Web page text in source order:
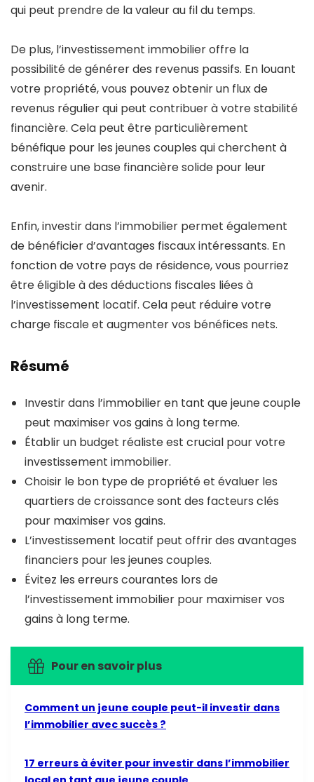
qui peut prendre de la valeur au fil du temps.
De plus, l’investissement immobilier offre la
possibilité de générer des revenus passifs. En louant
votre propriété, vous pouvez obtenir un flux de
revenus régulier qui peut contribuer à votre stabilité
financière. Cela peut être particulièrement
bénéfique pour les jeunes couples qui cherchent à
construire une base financière solide pour leur
avenir.
Enfin, investir dans l’immobilier permet également
de bénéficier d’avantages fiscaux intéressants. En
fonction de votre pays de résidence, vous pourriez
être éligible à des déductions fiscales liées à
l’investissement locatif. Cela peut réduire votre
charge fiscale et augmenter vos bénéfices nets.
Résumé
Investir dans l’immobilier en tant que jeune couple
peut maximiser vos gains à long terme.
Établir un budget réaliste est crucial pour votre
investissement immobilier.
Choisir le bon type de propriété et évaluer les
quartiers de croissance sont des facteurs clés
pour maximiser vos gains.
L’investissement locatif peut offrir des avantages
financiers pour les jeunes couples.
Évitez les erreurs courantes lors de
l’investissement immobilier pour maximiser vos
gains à long terme.
Pour en savoir plus
Comment un jeune couple peut-il investir dans
l’immobilier avec succès ?
17 erreurs à éviter pour investir dans l’immobilier